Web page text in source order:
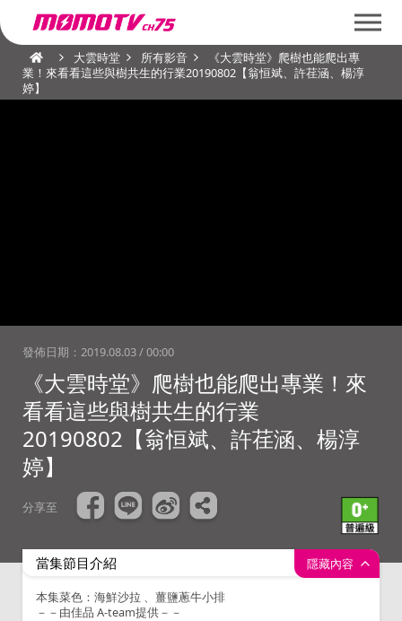
大雲時堂 所有影音
《大雲時堂》爬樹也能爬出專
業！來看看這些與樹共生的行業20190802【翁恒斌、許荏涵、楊淳
婷】
發佈日期： 2019.08.03 / 00:00
《大雲時堂》爬樹也能爬出專業！來
看看這些與樹共生的行業
20190802【翁恒斌、許荏涵、楊淳
婷】
分享至
當集節目介紹 隱藏內容
本集菜色：海鮮沙拉 、薑鹽蔥牛小排
－－由佳品 A-team提供－－